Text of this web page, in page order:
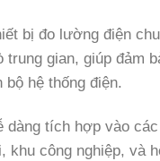
bị đo lường điện
trung gian, giúp
bộ hệ thống điện.
tích hợp vào
khu công nghiệp, và